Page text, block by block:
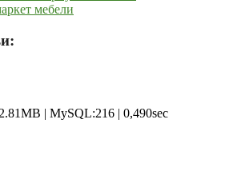
мебели
| MySQL:216 | 0,490sec